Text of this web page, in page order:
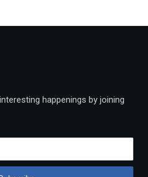
happenings by joining